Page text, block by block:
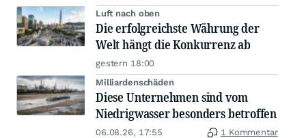
Luft nach oben
Die erfolgreichste Währung der
Welt hängt die Konkurrenz ab
gestern 18:00
Milliardenschäden
Diese Unternehmen sind vom
Niedrigwasser besonders betroffen
06.08.26, 17:55 1 Kommentar